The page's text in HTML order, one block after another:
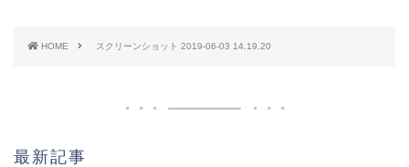
HOME スクリーンショット 2019-06-03 14.19.20
最新記事